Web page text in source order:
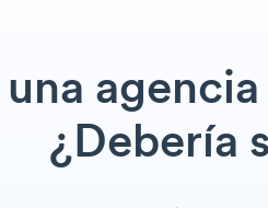
una
¿Debería